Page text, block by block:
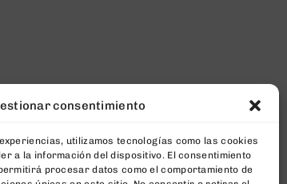
consentimiento
utilizamos tecnologías como las cookies
a la información del dispositivo. El consentimiento
procesar datos como el comportamiento de